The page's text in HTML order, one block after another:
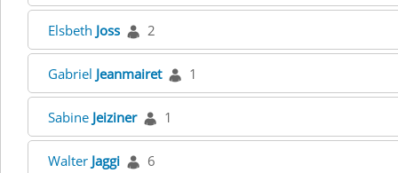
Elsbeth Joss 2
Gabriel Jeanmairet 1
Sabine Jeiziner 1
Walter Jaggi 6